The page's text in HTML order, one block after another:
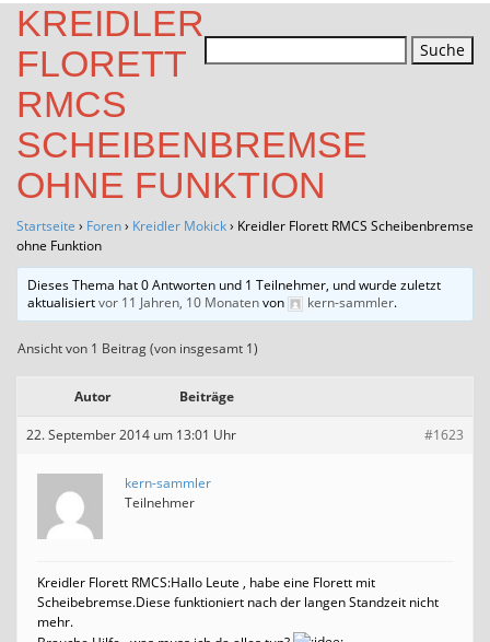
Suchen
nach:
KREIDLER
FLORETT
RMCS
SCHEIBENBREMSE
OHNE FUNKTION
Startseite › Foren› Kreidler Mokick› Kreidler Florett RMCS Scheibenbremse
ohne Funktion
Dieses Thema hat 0 Antworten und 1 Teilnehmer, und wurde zuletzt
aktualisiertvor 11 Jahren, 10 Monatenvon kern-sammler.
Ansicht von 1 Beitrag (von insgesamt 1)
Autor Beiträge
22. September 2014 um 13:01 Uhr #1623
kern-sammler
Teilnehmer
Kreidler Florett RMCS:Hallo Leute , habe eine Florett mit
Scheibebremse.Diese funktioniert nach der langen Standzeit nicht
mehr.